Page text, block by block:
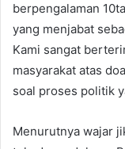
berpengalaman
yang menjabat
Kami sangat
masyarakat atas
soal proses politik
Menurutnya wajar